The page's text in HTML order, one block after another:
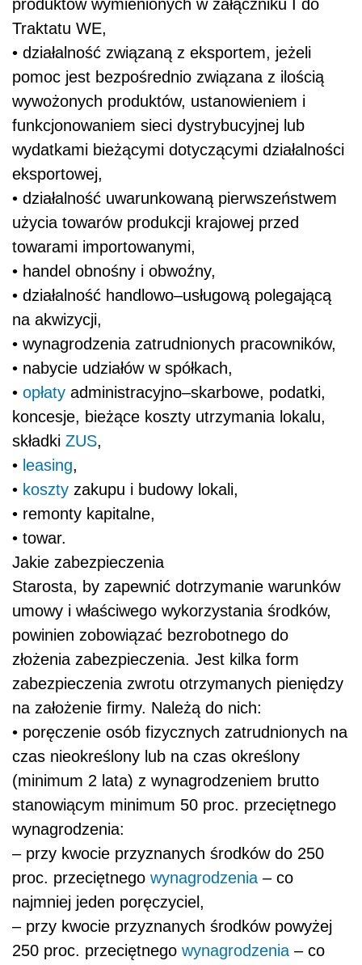
produktów wymienionych w załączniku I do
Traktatu WE,
• działalność związaną z eksportem, jeżeli
pomoc jest bezpośrednio związana z ilością
wywożonych produktów, ustanowieniem i
funkcjonowaniem sieci dystrybucyjnej lub
wydatkami bieżącymi dotyczącymi działalności
eksportowej,
• działalność uwarunkowaną pierwszeństwem
użycia towarów produkcji krajowej przed
towarami importowanymi,
• handel obnośny i obwoźny,
• działalność handlowo–usługową polegającą
na akwizycji,
• wynagrodzenia zatrudnionych pracowników,
• nabycie udziałów w spółkach,
• opłaty administracyjno–skarbowe, podatki,
koncesje, bieżące koszty utrzymania lokalu,
składki ZUS,
• leasing,
• koszty zakupu i budowy lokali,
• remonty kapitalne,
• towar.
Jakie zabezpieczenia
Starosta, by zapewnić dotrzymanie warunków
umowy i właściwego wykorzystania środków,
powinien zobowiązać bezrobotnego do
złożenia zabezpieczenia. Jest kilka form
zabezpieczenia zwrotu otrzymanych pieniędzy
na założenie firmy. Należą do nich:
• poręczenie osób fizycznych zatrudnionych na
czas nieokreślony lub na czas określony
(minimum 2 lata) z wynagrodzeniem brutto
stanowiącym minimum 50 proc. przeciętnego
wynagrodzenia:
– przy kwocie przyznanych środków do 250
proc. przeciętnego wynagrodzenia – co
najmniej jeden poręczyciel,
– przy kwocie przyznanych środków powyżej
250 proc. przeciętnego wynagrodzenia – co